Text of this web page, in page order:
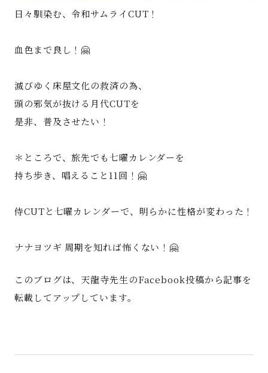
日々馴染む、令和サムライCUT！
血色まで良し！🤗
滅びゆく床屋文化の救済の為、
頭の邪気が抜ける月代CUTを
是非、普及させたい！
＊ところで、旅先でも七曜カレンダーを
持ち歩き、唱えること11回！🤗
侍CUTと七曜カレンダーで、明らかに性格が変わった！
ナナヨツギ 周期を知れば怖くない！🤗
このブログは、天龍寺先生のFacebook投稿から記事を
転載してアップしています。